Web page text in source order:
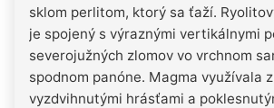
sklom perlitom, ktorý sa ťaží.
je spojený s výraznými vertikálnymi
severojužných zlomov vo vrchnom
spodnom panóne. Magma využívala
vyzdvihnutými hrásťami a